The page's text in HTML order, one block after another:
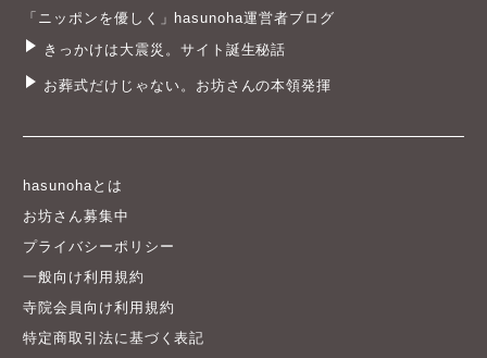
「ニッポンを優しく」hasunoha運営者ブログ
きっかけは大震災。サイト誕生秘話
お葬式だけじゃない。お坊さんの本領発揮
hasunohaとは
お坊さん募集中
プライバシーポリシー
一般向け利用規約
寺院会員向け利用規約
特定商取引法に基づく表記